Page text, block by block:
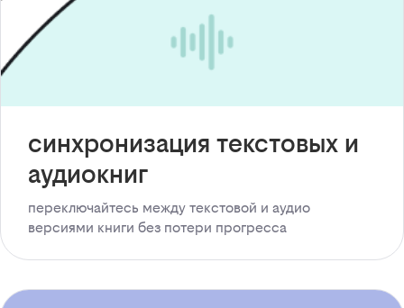
синхронизация текстовых и
аудиокниг
переключайтесь между текстовой и аудио
версиями книги без потери прогресса